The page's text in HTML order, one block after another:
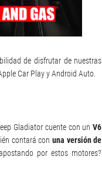
de disfrutar de nuestras
Car Play y Android Auto.
Gladiator cuente con unV6
contará con una versión de
por estos motores?